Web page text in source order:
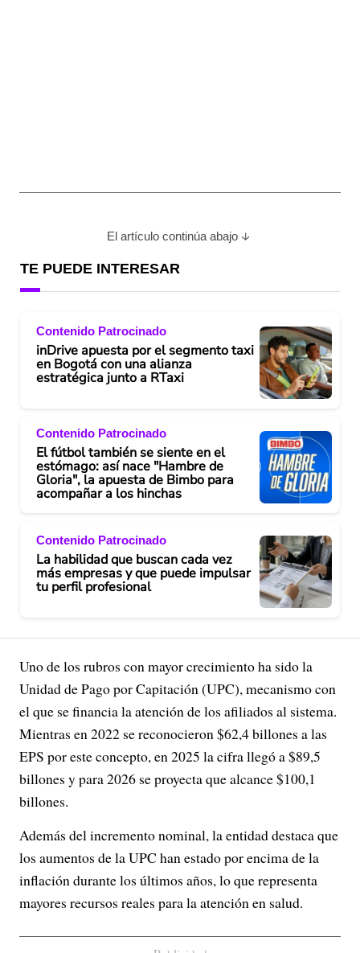
El artículo continúa abajo
TE PUEDE INTERESAR
Contenido Patrocinado
inDrive apuesta por el segmento taxi
en Bogotá con una alianza
estratégica junto a RTaxi
Contenido Patrocinado
El fútbol también se siente en el
estómago: así nace "Hambre de
Gloria", la apuesta de Bimbo para
acompañar a los hinchas
Contenido Patrocinado
La habilidad que buscan cada vez
más empresas y que puede impulsar
tu perfil profesional
Uno de los rubros con mayor crecimiento ha sido la
Unidad de Pago por Capitación (UPC), mecanismo con
el que se financia la atención de los afiliados al sistema.
Mientras en 2022 se reconocieron $62,4 billones a las
EPS por este concepto, en 2025 la cifra llegó a $89,5
billones y para 2026 se proyecta que alcance $100,1
billones.
Además del incremento nominal, la entidad destaca que
los aumentos de la UPC han estado por encima de la
inflación durante los últimos años, lo que representa
mayores recursos reales para la atención en salud.